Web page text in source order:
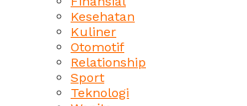
Kesehatan
Kuliner
Otomotif
Relationship
Sport
Teknologi